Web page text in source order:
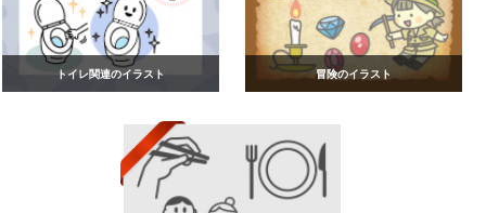
トイレ関連のイラスト 冒険のイラスト